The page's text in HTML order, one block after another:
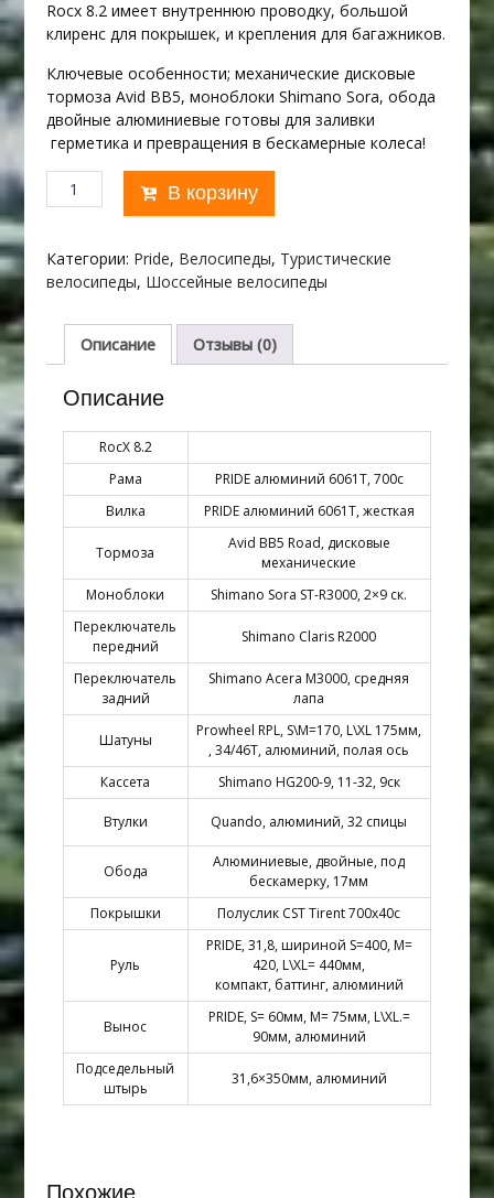
Rocx 8.2 имеет внутреннюю проводку, большой
клиренс для покрышек, и крепления для багажников.
Ключевые особенности; механические дисковые
тормоза Avid BB5, моноблоки Shimano Sora, обода
двойные алюминиевые готовы для заливки
герметика и превращения в бескамерные колеса!
Количество
товара
rocx
8.2
В корзину
Категории: Pride, Велосипеды, Туристические
велосипеды, Шоссейные велосипеды
Описание Отзывы (0)
Описание
RocX 8.2
Рама
PRIDE алюминий 6061Т, 700с
Вилка
PRIDE алюминий 6061T, жесткая
Тормоза
Avid BB5 Road, дисковые
механические
Моноблоки
Shimano Sora ST-R3000, 2×9 ск.
Переключатель
передний
Shimano Claris R2000
Переключатель
задний
Shimano Acera M3000, средняя
лапа
Шатуны
Prowheel RPL, S\M=170, L\XL 175мм,
, 34/46Т, алюминий, полая ось
Кассета
Shimano HG200-9, 11-32, 9ск
Втулки Quando, алюминий, 32 спицы
Обода
Алюминиевые, двойные, под
бескамерку, 17мм
Покрышки
Полуслик CST Tirent 700x40c
Руль
PRIDE, 31,8, шириной S=400, M=
420, L\XL= 440мм,
компакт, баттинг, алюминий
Вынос
PRIDE, S= 60мм, M= 75мм, L\XL.=
90мм, алюминий
Подседельный
штырь
31,6×350мм, алюминий
Похожие